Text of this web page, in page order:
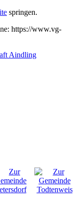
springen.
https://www.vg-